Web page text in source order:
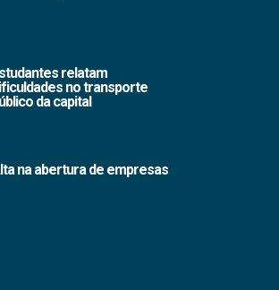
relatam
no transporte
da capital
na abertura de empresas